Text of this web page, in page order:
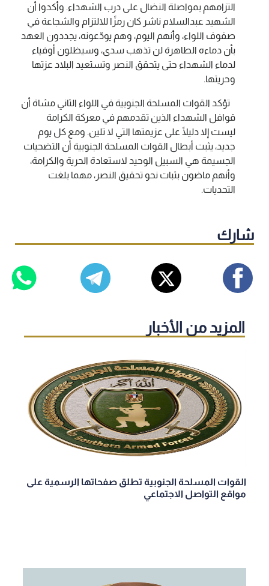
التزامهم بمواصلة النضال على درب الشهداء. وأكدوا أن
الشهيد عبدالسلام ناشر كان رمزًا للالتزام والشجاعة في
صفوف اللواء، وأنهم اليوم، وهم يودّعونه، يجددون العهد
بأن دماءه الطاهرة لن تذهب سدى، وسيظلون أوفياء
لدماء الشهداء حتى يتحقق النصر وتستعيد البلاد عزتها
وحريتها.
تؤكد القوات المسلحة الجنوبية في اللواء الثاني مشاة أن
قوافل الشهداء الذين تقدمهم في معركة الكرامة
ليست إلا دليلًا على عزيمتها التي لا تلين. ومع كل يوم
جديد، يثبت أبطال القوات المسلحة الجنوبية أن التضحيات
الجسيمة هي السبيل الوحيد لاستعادة الحرية والكرامة،
وأنهم ماضون بثبات نحو تحقيق النصر، مهما بلغت
التحديات.
شارك
المزيد من الأخبار
القوات المسلحة الجنوبية تطلق صفحاتها الرسمية على
مواقع التواصل الاجتماعي